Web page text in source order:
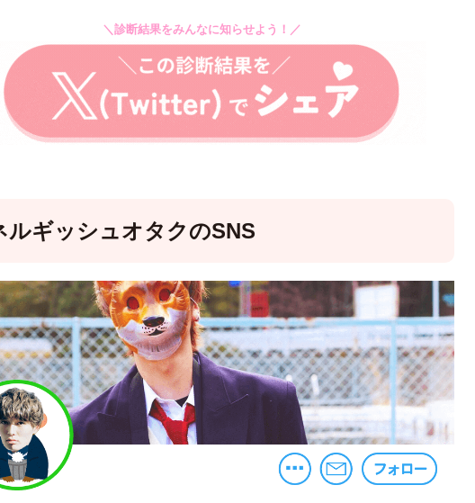
＼診断結果をみんなに知らせよう！／
ルギッシュオタクのSNS